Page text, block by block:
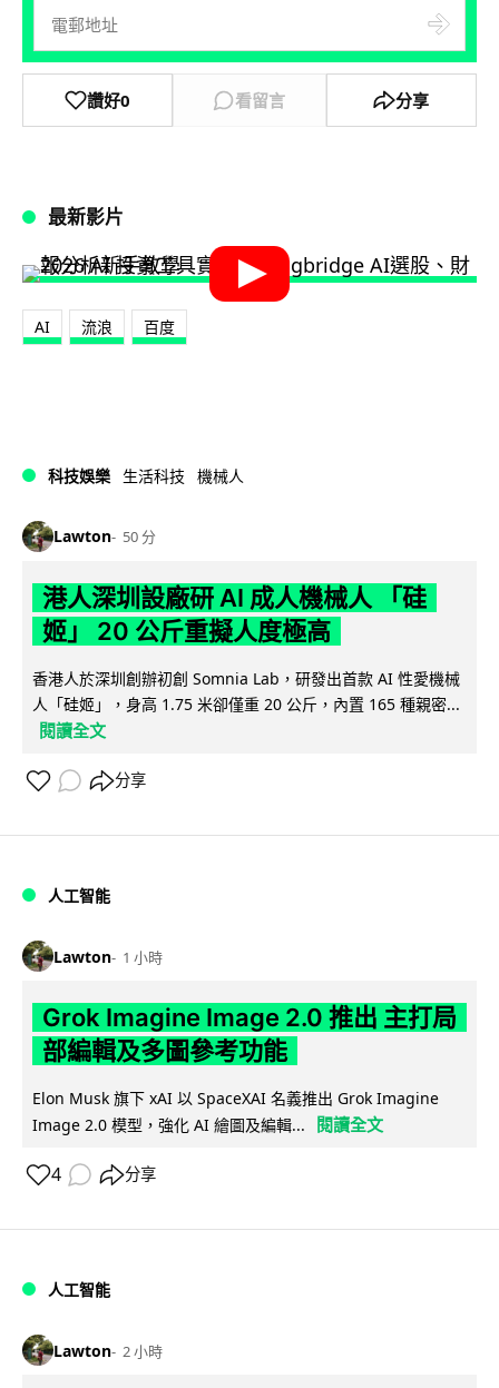
讚好0 看留言 分享
最新影片
AI 流浪 百度
科技娛樂 生活科技 機械人
Lawton 50 分
港人深圳設廠研 AI 成人機械人 「硅
姬」 20 公斤重擬人度極高
香港人於深圳創辦初創 Somnia Lab，研發出首款 AI 性愛機械
人「硅姬」，身高 1.75 米卻僅重 20 公斤，內置 165 種親密...
閱讀全文
分享
人工智能
Lawton 1 小時
Grok Imagine Image 2.0 推出 主打局
部編輯及多圖參考功能
Elon Musk 旗下 xAI 以 SpaceXAI 名義推出 Grok Imagine
Image 2.0 模型，強化 AI 繪圖及編輯...
閱讀全文
4 分享
人工智能
Lawton 2 小時